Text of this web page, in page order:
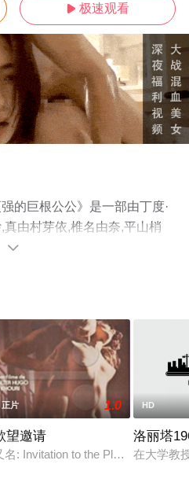
 极速观看
的巨根公公》是一部由丁度·
由村芽依,椎名由奈,平山梢
基等演员精彩演绎的日本电
豆瓣电影、电视猫或剧情网

给我的咖啡店经营中的歌曲。我
正片 1.0
望邀请
名: Invitation to the Pleasure 两个
HD
洛丽塔
在大学教